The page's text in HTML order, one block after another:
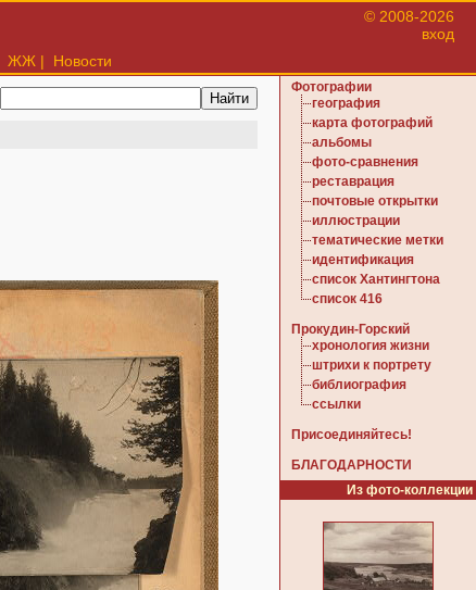
© 2008-2026
вход
ЖЖ | Новости
Фотографии
география
карта фотографий
альбомы
фото-сравнения
реставрация
почтовые открытки
иллюстрации
тематические метки
идентификация
список Хантингтона
список 416
Прокудин-Горский
хронология жизни
штрихи к портрету
библиография
ссылки
Присоединяйтесь!
БЛАГОДАРНОСТИ
Из фото-коллекции